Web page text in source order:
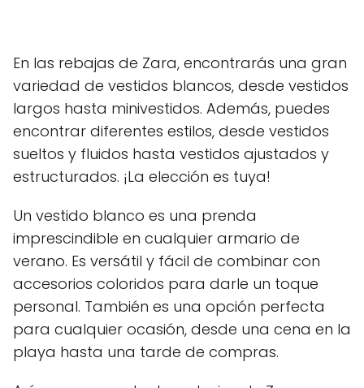
En las rebajas de Zara, encontrarás una gran
variedad de vestidos blancos, desde vestidos
largos hasta minivestidos. Además, puedes
encontrar diferentes estilos, desde vestidos
sueltos y fluidos hasta vestidos ajustados y
estructurados. ¡La elección es tuya!
Un vestido blanco es una prenda
imprescindible en cualquier armario de
verano. Es versátil y fácil de combinar con
accesorios coloridos para darle un toque
personal. También es una opción perfecta
para cualquier ocasión, desde una cena en la
playa hasta una tarde de compras.